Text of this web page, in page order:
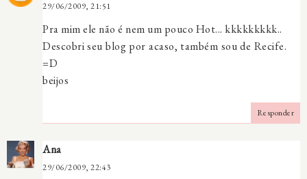
29/06/2009, 21:51
Pra mim ele não é nem um pouco Hot... kkkkkkkkk..
Descobri seu blog por acaso, também sou de Recife.
=D
beijos
Responder
Ana
29/06/2009, 22:43